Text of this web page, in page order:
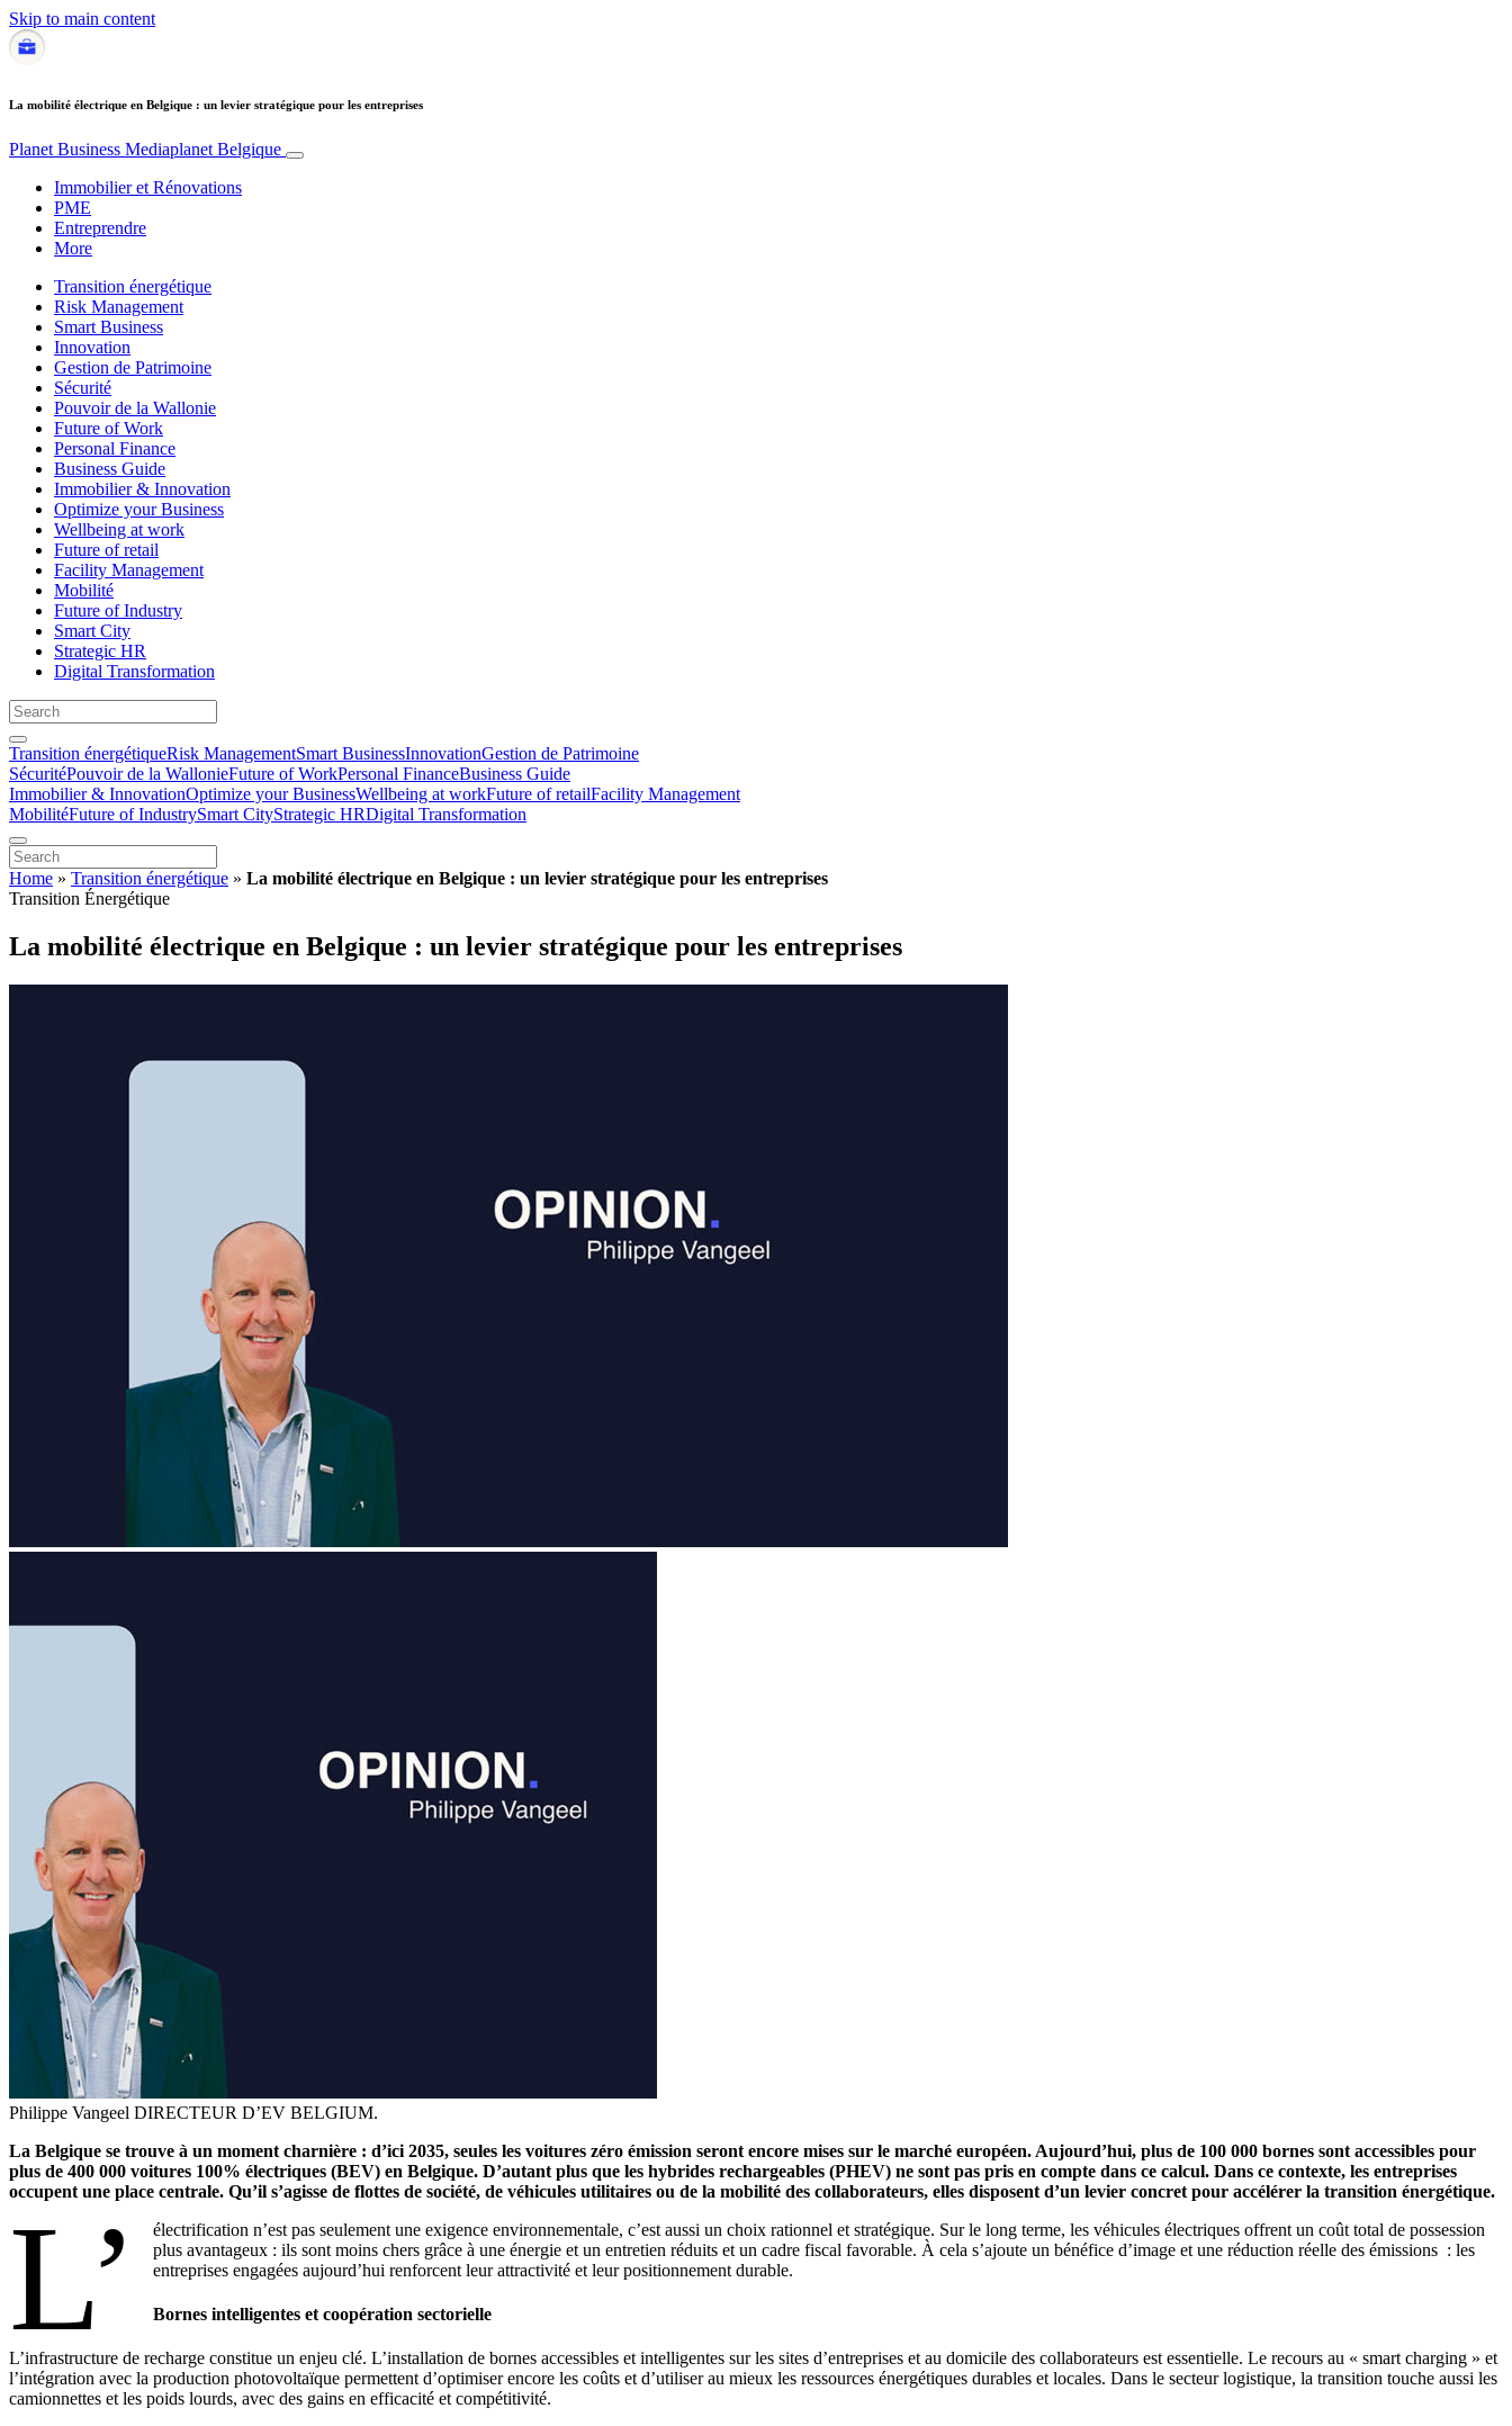
Skip to main content
La mobilité électrique en Belgique : un levier stratégique pour les entreprises
Planet Business Mediaplanet Belgique
Immobilier et Rénovations
PME
Entreprendre
More
Transition énergétique
Risk Management
Smart Business
Innovation
Gestion de Patrimoine
Sécurité
Pouvoir de la Wallonie
Future of Work
Personal Finance
Business Guide
Immobilier & Innovation
Optimize your Business
Wellbeing at work
Future of retail
Facility Management
Mobilité
Future of Industry
Smart City
Strategic HR
Digital Transformation
Transition énergétiqueRisk ManagementSmart BusinessInnovationGestion de Patrimoine
SécuritéPouvoir de la WallonieFuture of WorkPersonal FinanceBusiness Guide
Immobilier & InnovationOptimize your BusinessWellbeing at workFuture of retailFacility Management
MobilitéFuture of IndustrySmart CityStrategic HRDigital Transformation
Home » Transition énergétique » La mobilité électrique en Belgique : un levier stratégique pour les entreprises
Transition Énergétique
La mobilité électrique en Belgique : un levier stratégique pour les entreprises
Philippe Vangeel DIRECTEUR D’EV BELGIUM.
La Belgique se trouve à un moment charnière : d’ici 2035, seules les voitures zéro émission seront encore mises sur le marché européen. Aujourd’hui, plus de 100 000 bornes sont accessibles pour
plus de 400 000 voitures 100% électriques (BEV) en Belgique. D’autant plus que les hybrides rechargeables (PHEV) ne sont pas pris en compte dans ce calcul. Dans ce contexte, les entreprises
occupent une place centrale. Qu’il s’agisse de flottes de société, de véhicules utilitaires ou de la mobilité des collaborateurs, elles disposent d’un levier concret pour accélérer la transition énergétique.
L’
électrification n’est pas seulement une exigence environnementale, c’est aussi un choix rationnel et stratégique. Sur le long terme, les véhicules électriques offrent un coût total de possession
plus avantageux : ils sont moins chers grâce à une énergie et un entretien réduits et un cadre fiscal favorable. À cela s’ajoute un bénéfice d’image et une réduction réelle des émissions : les
entreprises engagées aujourd’hui renforcent leur attractivité et leur positionnement durable.
Bornes intelligentes et coopération sectorielle
L’infrastructure de recharge constitue un enjeu clé. L’installation de bornes accessibles et intelligentes sur les sites d’entreprises et au domicile des collaborateurs est essentielle. Le recours au « smart charging » et
l’intégration avec la production photovoltaïque permettent d’optimiser encore les coûts et d’utiliser au mieux les ressources énergétiques durables et locales. Dans le secteur logistique, la transition touche aussi les
camionnettes et les poids lourds, avec des gains en efficacité et compétitivité.